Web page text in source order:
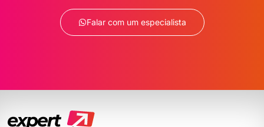
Falar com um especialista